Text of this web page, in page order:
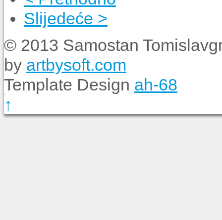
Slijedeće >
© 2013 Samostan
by artbysoft.com
Template Design ah-68
↑